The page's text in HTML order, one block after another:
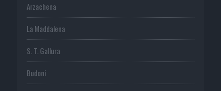
Arzachena
La Maddalena
S. T. Gallura
Budoni